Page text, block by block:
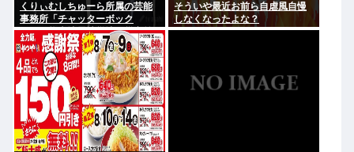
くりぃむしちゅーら所属の芸能
事務所「チャッターボック
ス」、熊本地震被災地に災害義
援金寄付を発表
そういや最近お前ら自虐風自慢
しなくなったよな？